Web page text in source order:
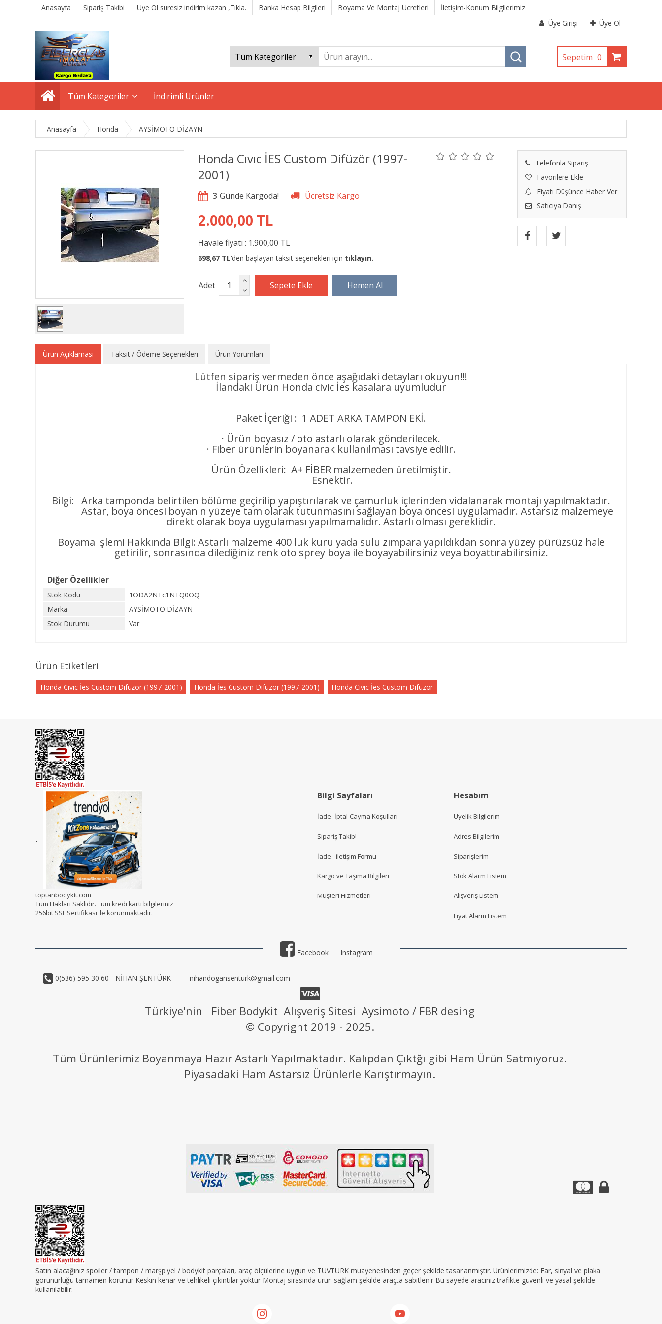
Anasayfa Sipariş Takibi Üye Ol süresiz indirim kazan ,Tıkla. Banka Hesap Bilgileri Boyama Ve Montaj Ücretleri
İletişim-Konum Bilgilerimiz
Üye Girişi
Üye Ol
Sepetim 0
Tüm Kategoriler İndirimli Ürünler
Anasayfa Honda AYSİMOTO DİZAYN
Honda Cıvıc İES Custom Difüzör (1997-
2001)
Telefonla Sipariş
Favorilere Ekle
Fiyatı Düşünce Haber Ver
Satıcıya Danış
3
2.000,00 TL
Havale fiyatı : 1.900,00 TL
698,67 TL'den başlayan taksit seçenekleri için tıklayın.
Adet
Ürün Açıklaması Taksit / Ödeme Seçenekleri Ürün Yorumları
Lütfen sipariş vermeden önce aşağıdaki detayları okuyun!!!
İlandaki Ürün Honda civic İes kasalara uyumludur
Paket İçeriği : 1 ADET ARKA TAMPON EKİ.
· Ürün boyasız / oto astarlı olarak gönderilecek.
· Fiber ürünlerin boyanarak kullanılması tavsiye edilir.
Ürün Özellikleri: A+ FİBER malzemeden üretilmiştir.
Esnektir.
Bilgi: Arka tamponda belirtilen bölüme geçirilip yapıştırılarak ve çamurluk içlerinden vidalanarak montajı yapılmaktadır.
Astar, boya öncesi boyanın yüzeye tam olarak tutunmasını sağlayan boya öncesi uygulamadır. Astarsız malzemeye
direkt olarak boya uygulaması yapılmamalıdır. Astarlı olması gereklidir.
Boyama işlemi Hakkında Bilgi: Astarlı malzeme 400 luk kuru yada sulu zımpara yapıldıkdan sonra yüzey pürüzsüz hale
getirilir, sonrasında dilediğiniz renk oto sprey boya ile boyayabilirsiniz veya boyattırabilirsiniz.
Diğer Özellikler
Stok Kodu
1ODA2NTc1NTQ0OQ
Marka
AYSİMOTO DİZAYN
Stok Durumu
Var
Ürün Etiketleri
Honda Cıvıc İes Custom Difüzör (1997-2001) Honda İes Custom Difüzör (1997-2001) Honda Cıvıc İes Custom Difüzör
.
toptanbodykit.com
Tüm Hakları Saklıdır. Tüm kredi kartı bilgileriniz
256bit SSL Sertifikası ile korunmaktadır.
Bilgi Sayfaları
İade -İptal-Cayma Koşulları
Sipariş Takibi
İade - iletişim Formu
Kargo ve Taşıma Bilgileri
Müşteri Hizmetleri
Hesabım
Üyelik Bilgilerim
Adres Bilgilerim
Siparişlerim
Stok Alarm Listem
Alışveriş Listem
Fiyat Alarm Listem
Facebook Instagram
0(536) 595 30 60 - NİHAN ŞENTÜRK nihandogansenturk@gmail.com
Türkiye'nin Fiber Bodykit Alışveriş Sitesi Aysimoto / FBR desing
© Copyright 2019 - 2025.
Tüm Ürünlerimiz Boyanmaya Hazır Astarlı Yapılmaktadır. Kalıpdan Çıktğı gibi Ham Ürün Satmıyoruz.
Piyasadaki Ham Astarsız Ürünlerle Karıştırmayın.
Satın alacağınız spoiler / tampon / marşpiyel / bodykit parçaları, araç ölçülerine uygun ve TÜVTÜRK muayenesinden geçer şekilde tasarlanmıştır. Ürünlerimizde: Far, sinyal ve plaka
görünürlüğü tamamen korunur Keskin kenar ve tehlikeli çıkıntılar yoktur Montaj sırasında ürün sağlam şekilde araçta sabitlenir Bu sayede aracınız trafikte güvenli ve yasal şekilde
kullanılabilir.